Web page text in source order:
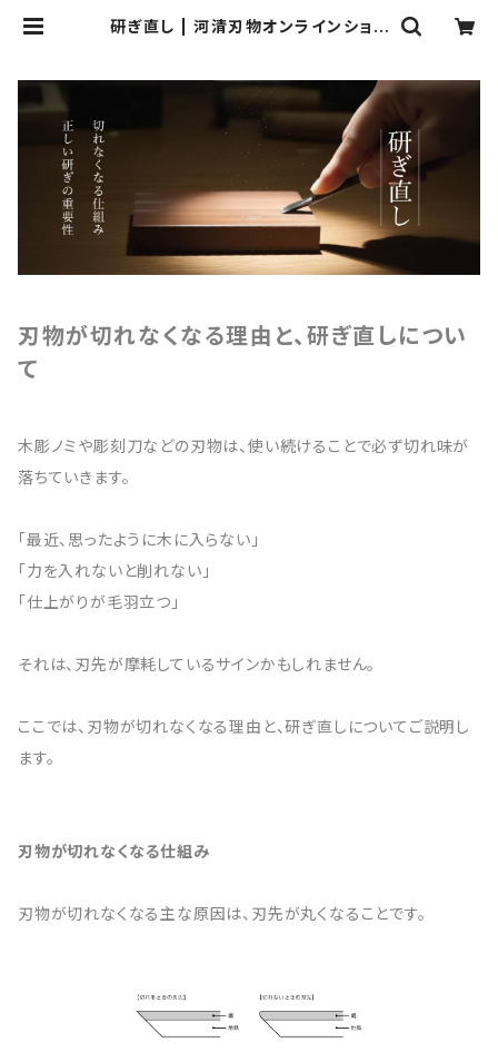
研ぎ直し | 河清刃物オンラインショッ
刃物が切れなくなる理由と、研ぎ直しについ
て
木彫ノミや彫刻刀などの刃物は、使い続けることで必ず切れ味が
落ちていきます。
「最近、思ったように木に入らない」
「力を入れないと削れない」
「仕上がりが毛羽立つ」
それは、刃先が摩耗しているサインかもしれません。
ここでは、刃物が切れなくなる理由と、研ぎ直しについてご説明し
ます。
刃物が切れなくなる仕組み
刃物が切れなくなる主な原因は、刃先が丸くなることです。